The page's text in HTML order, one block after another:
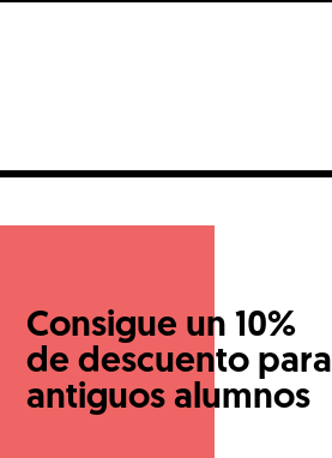
Consigue un 10%
de descuento para
antiguos alumnos